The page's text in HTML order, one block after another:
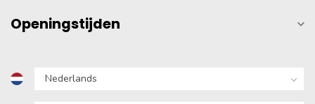
Openingstijden